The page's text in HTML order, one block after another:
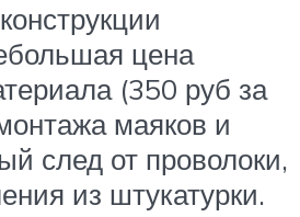
цена
(350 руб за
маяков и
след от проволоки,
из штукатурки.